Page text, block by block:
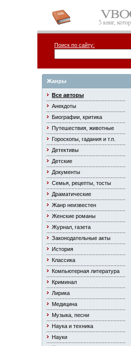
5 книг,
Поиск по сайту:
Жанры
Все авторы
Анекдоты
Биографии, критика
Путешествия, животные
Гороскопы, гадания и т.п.
Детективы
Детские
Документы
Семья, рецепты, тосты
Драматические
Жанр неизвестен
Женские романы
Журнал, газета
Законодательные акты
История
Классика
Компьютерная литература
Криминал
Лирика
Медицина
Музыка, песни
Наука и техника
Науки